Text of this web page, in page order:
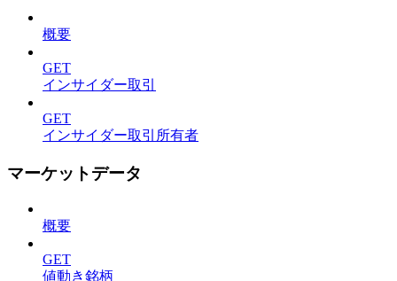
概要
GET
インサイダー取引
GET
インサイダー取引所有者
マーケットデータ
概要
GET
値動き銘柄